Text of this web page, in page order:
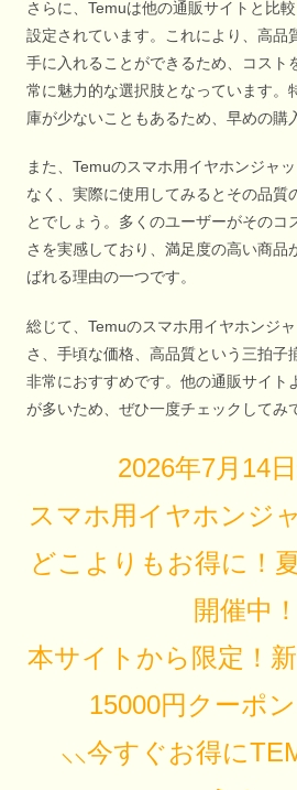
さらに、Temuは他の通販サイトと比
設定されています。これにより、高品
手に入れることができるため、コスト
常に魅力的な選択肢となっています。
庫が少ないこともあるため、早めの購
また、Temuのスマホ用イヤホンジャ
なく、実際に使用してみるとその品質
とでしょう。多くのユーザーがそのコ
さを実感しており、満足度の高い商品
ばれる理由の一つです。
総じて、Temuのスマホ用イヤホンジ
さ、手頃な価格、高品質という三拍子
非常におすすめです。他の通販サイト
が多いため、ぜひ一度チェックしてみ
2026年7月14
スマホ用イヤホンジ
どこよりもお得に！
開催中！
本サイトから限定！
15000円クーポ
⸜⸜今すぐお得に